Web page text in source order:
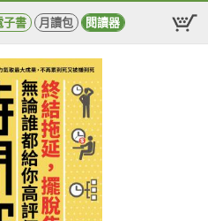
子書 月讀包 閱讀器